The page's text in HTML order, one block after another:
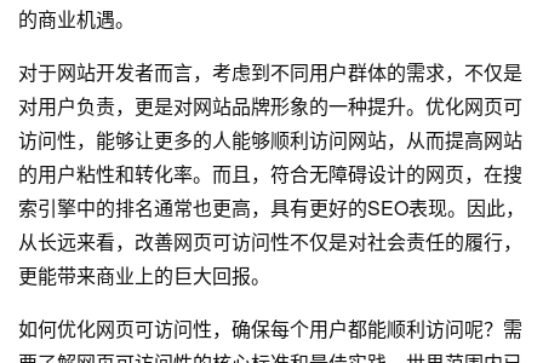
的商业机遇。
对于网站开发者而言，考虑到不同用户群体的需求，不仅是
对用户负责，更是对网站品牌形象的一种提升。优化网页可
访问性，能够让更多的人能够顺利访问网站，从而提高网站
的用户粘性和转化率。而且，符合无障碍设计的网页，在搜
索引擎中的排名通常也更高，具有更好的SEO表现。因此，
从长远来看，改善网页可访问性不仅是对社会责任的履行，
更能带来商业上的巨大回报。
如何优化网页可访问性，确保每个用户都能顺利访问呢？需